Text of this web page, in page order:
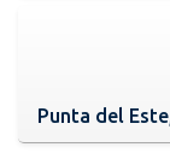
Punta del